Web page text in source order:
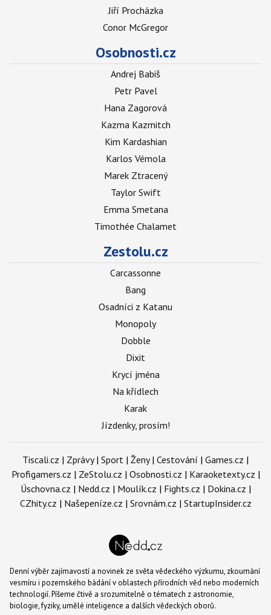
Jiří Procházka
Conor McGregor
Osobnosti.cz
Andrej Babiš
Petr Pavel
Hana Zagorová
Kazma Kazmitch
Kim Kardashian
Karlos Vémola
Marek Ztracený
Taylor Swift
Emma Smetana
Timothée Chalamet
Zestolu.cz
Carcassonne
Bang
Osadníci z Katanu
Monopoly
Dobble
Dixit
Krycí jména
Na křídlech
Karak
Jízdenky, prosím!
Tiscali.cz | Zprávy| Sport | Ženy| Cestování | Games.cz |
Profigamers.cz | ZeStolu.cz | Osobnosti.cz | Karaoketexty.cz |
Úschovna.cz | Nedd.cz | Moulík.cz | Fights.cz | Dokina.cz |
CZhity.cz | Našepeníze.cz | Srovnám.cz | StartupInsider.cz
Denní výběr zajímavostí a novinek ze světa vědeckého výzkumu, zkoumání
vesmíru i pozemského bádání v oblastech přírodních věd nebo moderních
technologií. Píšeme čtivě a srozumitelně o tématech z astronomie,
biologie, fyziky, umělé inteligence a dalších vědeckých oborů.